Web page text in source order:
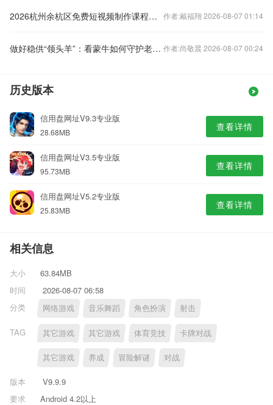
2026杭州余杭区免费短视频制作课程培训报名 作者:戴福翔 2026-08-07 01:14
做好稳供“领头羊”：看蒙牛如何守护老百姓的“奶瓶子” 作者:尚敬晨 2026-08-07 00:24
历史版本
信用盘网址V9.3专业版
28.68MB 查看详情
信用盘网址V3.5专业版
95.73MB 查看详情
信用盘网址V5.2专业版
25.83MB 查看详情
相关信息
大小
63.84MB
时间
2026-08-07 06:58
分类
网络游戏 音乐舞蹈 角色扮演 射击
TAG 其它游戏 其它游戏 体育竞技 卡牌对战
其它游戏 养成 冒险解谜 对战
版本
V9.9.9
要求
Android 4.2以上